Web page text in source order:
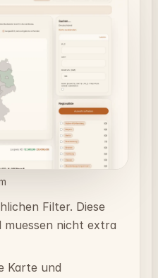
Filter. Diese
nicht extra
Karte und